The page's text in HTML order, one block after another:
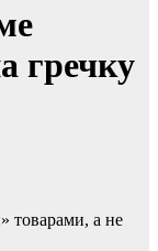
гречку
товарами, а не